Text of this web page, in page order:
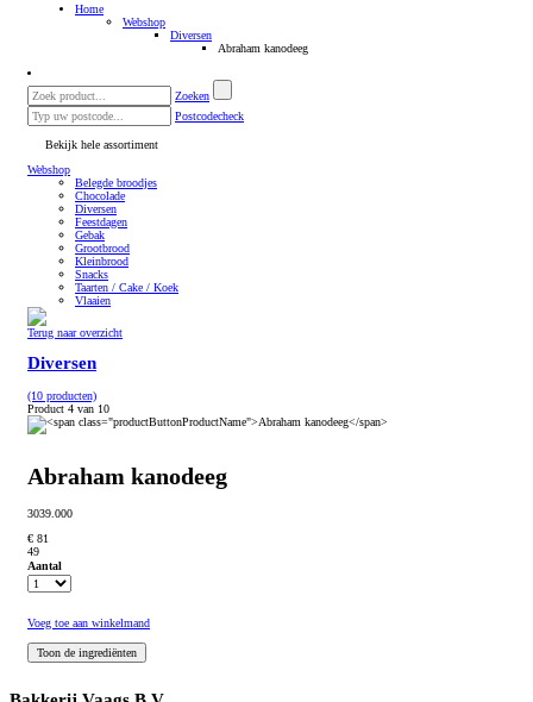
Home
Webshop
Diversen
Abraham kanodeeg
Zoeken
Postcodecheck
Bekijk hele assortiment
Webshop
Belegde broodjes
Chocolade
Diversen
Feestdagen
Gebak
Grootbrood
Kleinbrood
Snacks
Taarten / Cake / Koek
Vlaaien
Terug naar overzicht
Diversen
(10 producten)
Product 4 van 10
Abraham kanodeeg
3039.000
€ 81
49
Aantal
Voeg toe aan winkelmand